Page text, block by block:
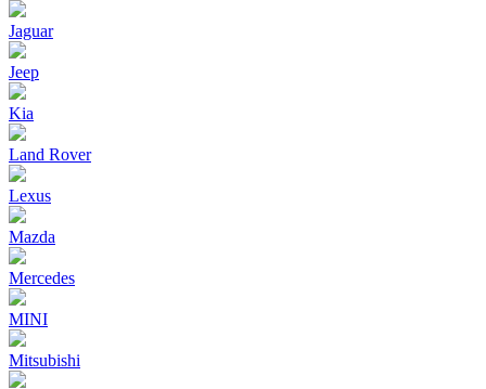
Jaguar
Jeep
Kia
Land Rover
Lexus
Mazda
Mercedes
MINI
Mitsubishi